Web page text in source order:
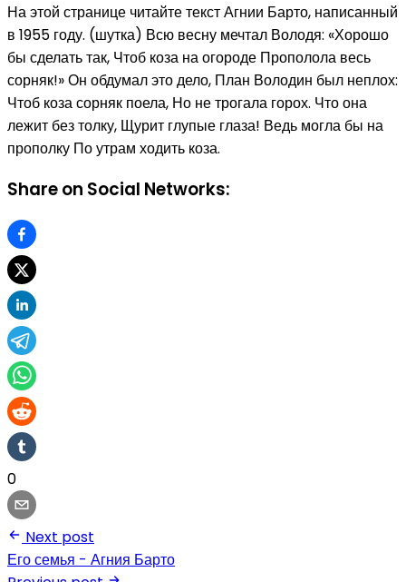
На этой странице читайте текст Агнии Барто, написанный
в 1955 году. (шутка) Всю весну мечтал Володя: «Хорошо
бы сделать так, Чтоб коза на огороде Прополола весь
сорняк!» Он обдумал это дело, План Володин был неплох:
Чтоб коза сорняк поела, Но не трогала горох. Что она
лежит без толку, Щурит глупые глаза! Ведь могла бы на
прополку По утрам ходить коза.
Share on Social Networks:
0
Next post
Его семья - Агния Барто